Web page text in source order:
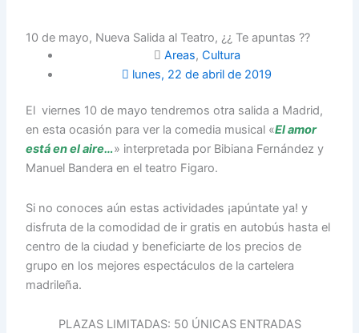
10 de mayo, Nueva Salida al Teatro, ¿¿ Te apuntas ??
Areas, Cultura
lunes, 22 de abril de 2019
El viernes 10 de mayo tendremos otra salida a Madrid,
en esta ocasión para ver la comedia musical «El amor
está en el aire…» interpretada por Bibiana Fernández y
Manuel Bandera en el teatro Figaro.
Si no conoces aún estas actividades ¡apúntate ya! y
disfruta de la comodidad de ir gratis en autobús hasta el
centro de la ciudad y beneficiarte de los precios de
grupo en los mejores espectáculos de la cartelera
madrileña.
PLAZAS LIMITADAS: 50 ÚNICAS ENTRADAS